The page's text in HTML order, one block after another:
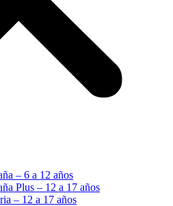
– 6 a 12 años
Plus – 12 a 17 años
– 12 a 17 años